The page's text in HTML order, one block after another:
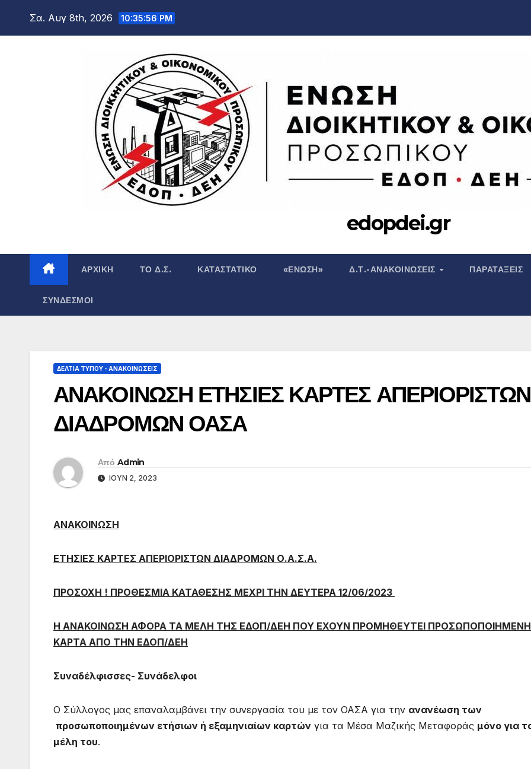
Σα. Αυγ 8th, 2026 10:35:57 PM
edopdei.gr
ΑΡΧΙΚΉ ΤΟ Δ.Σ. ΚΑΤΑΣΤΑΤΙΚΌ «ΕΝΩΣΗ» Δ.Τ.-ΑΝΑΚΟΙΝΏΣΕΙΣ ΠΑΡΑΤΆΞΕΙΣ
ΣΎΝΔΕΣΜΟΙ
ΔΕΛΤΊΑ ΤΎΠΟΥ - ΑΝΑΚΟΙΝΏΣΕΙΣ
ΑΝΑΚΟΙΝΩΣΗ ΕΤΗΣΙΕΣ ΚΑΡΤΕΣ ΑΠΕΡΙΟΡΙΣΤΩΝ
ΔΙΑΔΡΟΜΩΝ ΟΑΣΑ
Από Admin
ΙΟΎΝ 2, 2023
ΑΝΑΚΟΙΝΩΣΗ
ΕΤΗΣΙΕΣ ΚΑΡΤΕΣ ΑΠΕΡΙΟΡΙΣΤΩΝ ΔΙΑΔΡΟΜΩΝ Ο.Α.Σ.Α.
ΠΡΟΣΟΧΗ ! ΠΡΟΘΕΣΜΙΑ ΚΑΤΑΘΕΣΗΣ ΜΕΧΡΙ ΤΗΝ ΔΕΥΤΕΡΑ 12/06/2023
Η ΑΝΑΚΟΙΝΩΣΗ ΑΦΟΡΑ ΤΑ ΜΕΛΗ ΤΗΣ ΕΔΟΠ/ΔΕΗ ΠΟΥ ΕΧΟΥΝ ΠΡΟΜΗΘΕΥΤΕΙ ΠΡΟΣΩΠΟΠΟΙΗΜΕΝΗ
ΚΑΡΤΑ ΑΠΟ ΤΗΝ ΕΔΟΠ/ΔΕΗ
Συναδέλφισσες- Συνάδελφοι
Ο Σύλλογος μας επαναλαμβάνει την συνεργασία του με τον ΟΑΣΑ για την ανανέωση των
προσωποποιημένων ετήσιων ή εξαμηνιαίων καρτών για τα Μέσα Μαζικής Μεταφοράς μόνο για
μέλη του.